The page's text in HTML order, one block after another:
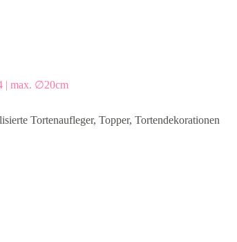
| max. ∅20cm
Tortenaufleger, Topper, Tortendekorationen